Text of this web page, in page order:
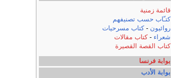
قائمة زمنية
كتـّاب حسب تصنيفهم
روائيون - كتاب مسرحيات
شعراء - كتاب مقالات
كتاب القصة القصيرة
بوابة فرنسا
بوابة الأدب